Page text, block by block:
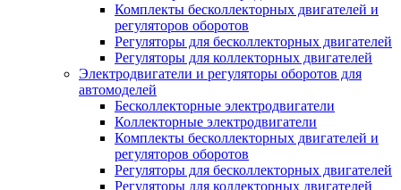
Комплекты бесколлекторных двигателей и
регуляторов оборотов
Регуляторы для бесколлекторных двигателей
Регуляторы для коллекторных двигателей
Электродвигатели и регуляторы оборотов для
автомоделей
Бесколлекторные электродвигатели
Коллекторные электродвигатели
Комплекты бесколлекторных двигателей и
регуляторов оборотов
Регуляторы для бесколлекторных двигателей
Регуляторы для коллекторных двигателей